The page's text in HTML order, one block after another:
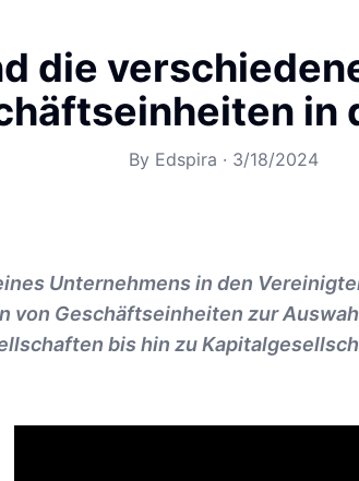
die
in
By Edspira · 3/18/2024
Unternehmens in den
von Geschäftseinheiten zur
bis hin zu